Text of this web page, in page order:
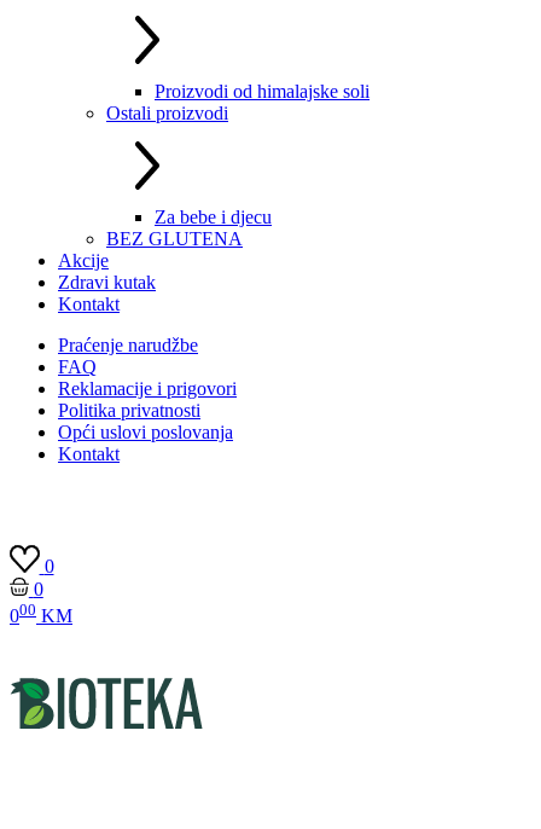
Proizvodi od himalajske soli
Ostali proizvodi
Za bebe i djecu
BEZ GLUTENA
Akcije
Zdravi kutak
Kontakt
Praćenje narudžbe
FAQ
Reklamacije i prigovori
Politika privatnosti
Opći uslovi poslovanja
Kontakt
0
0
000 KM